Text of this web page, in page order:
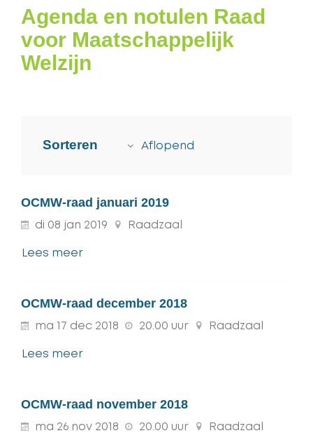
Agenda en notulen Raad
voor Maatschappelijk
Welzijn
Sorteren Aflopend
OCMW-raad januari 2019
di 08 jan 2019 Raadzaal
Lees meer
OCMW-raad december 2018
ma 17 dec 2018 20.00 uur Raadzaal
Lees meer
OCMW-raad november 2018
ma 26 nov 2018 20.00 uur Raadzaal